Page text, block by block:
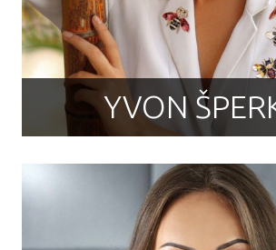
YVON